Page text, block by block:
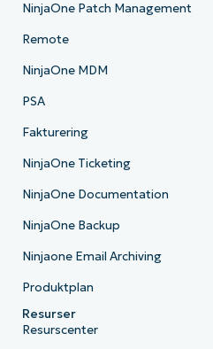
NinjaOne Patch Management
Remote
NinjaOne MDM
PSA
Fakturering
NinjaOne Ticketing
NinjaOne Documentation
NinjaOne Backup
Ninjaone Email Archiving
Produktplan
Resurser
Resurscenter